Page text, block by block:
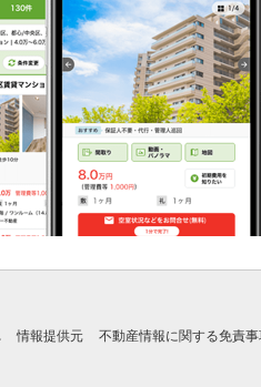
情報提供元 不動産情報に関する免責